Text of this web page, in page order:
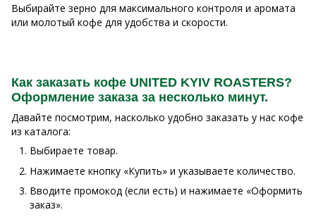
Выбирайте зерно для максимального контроля и аромата
или молотый кофе для удобства и скорости.
Как заказать кофе UNITED KYIV ROASTERS?
Оформление заказа за несколько минут.
Давайте посмотрим, насколько удобно заказать у нас кофе
из каталога:
Выбираете товар.
Нажимаете кнопку «Купить» и указываете количество.
Вводите промокод (если есть) и нажимаете «Оформить
заказ».